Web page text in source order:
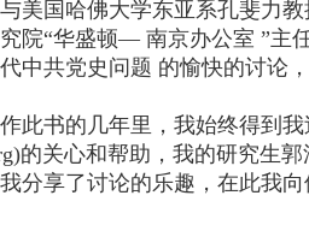
国哈佛大学东亚系孔斐力教
院“华盛顿— 南京办公室 ”主
中共党史问题 的愉快的讨论
书的几年里，我始终得到我
的关心和帮助，我的研究生
分享了讨论的乐趣，在此我